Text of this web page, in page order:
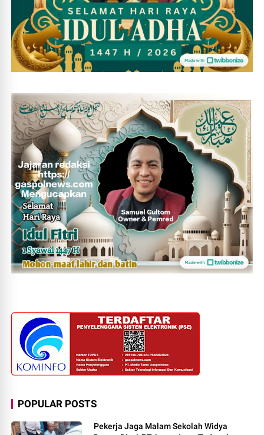
POPULAR POSTS
Pekerja Jaga Malam Sekolah Widya